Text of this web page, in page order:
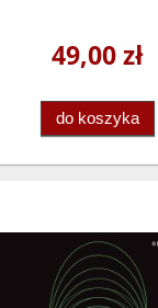
49,00 zł
do koszyka